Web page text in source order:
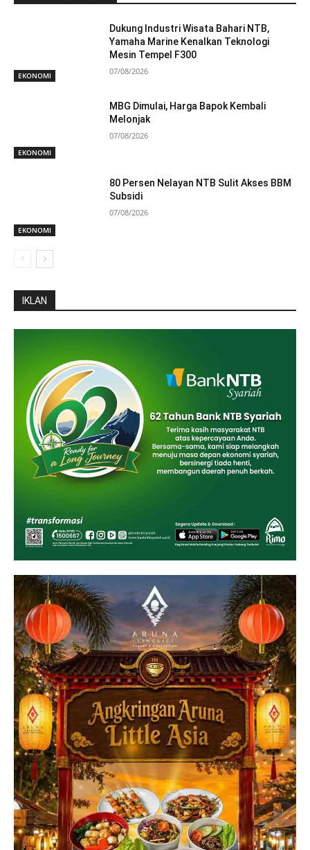
EKONOMI
Dukung Industri Wisata Bahari NTB,
Yamaha Marine Kenalkan Teknologi
Mesin Tempel F300
07/08/2026
EKONOMI
MBG Dimulai, Harga Bapok Kembali
Melonjak
07/08/2026
EKONOMI
80 Persen Nelayan NTB Sulit Akses BBM
Subsidi
07/08/2026
IKLAN